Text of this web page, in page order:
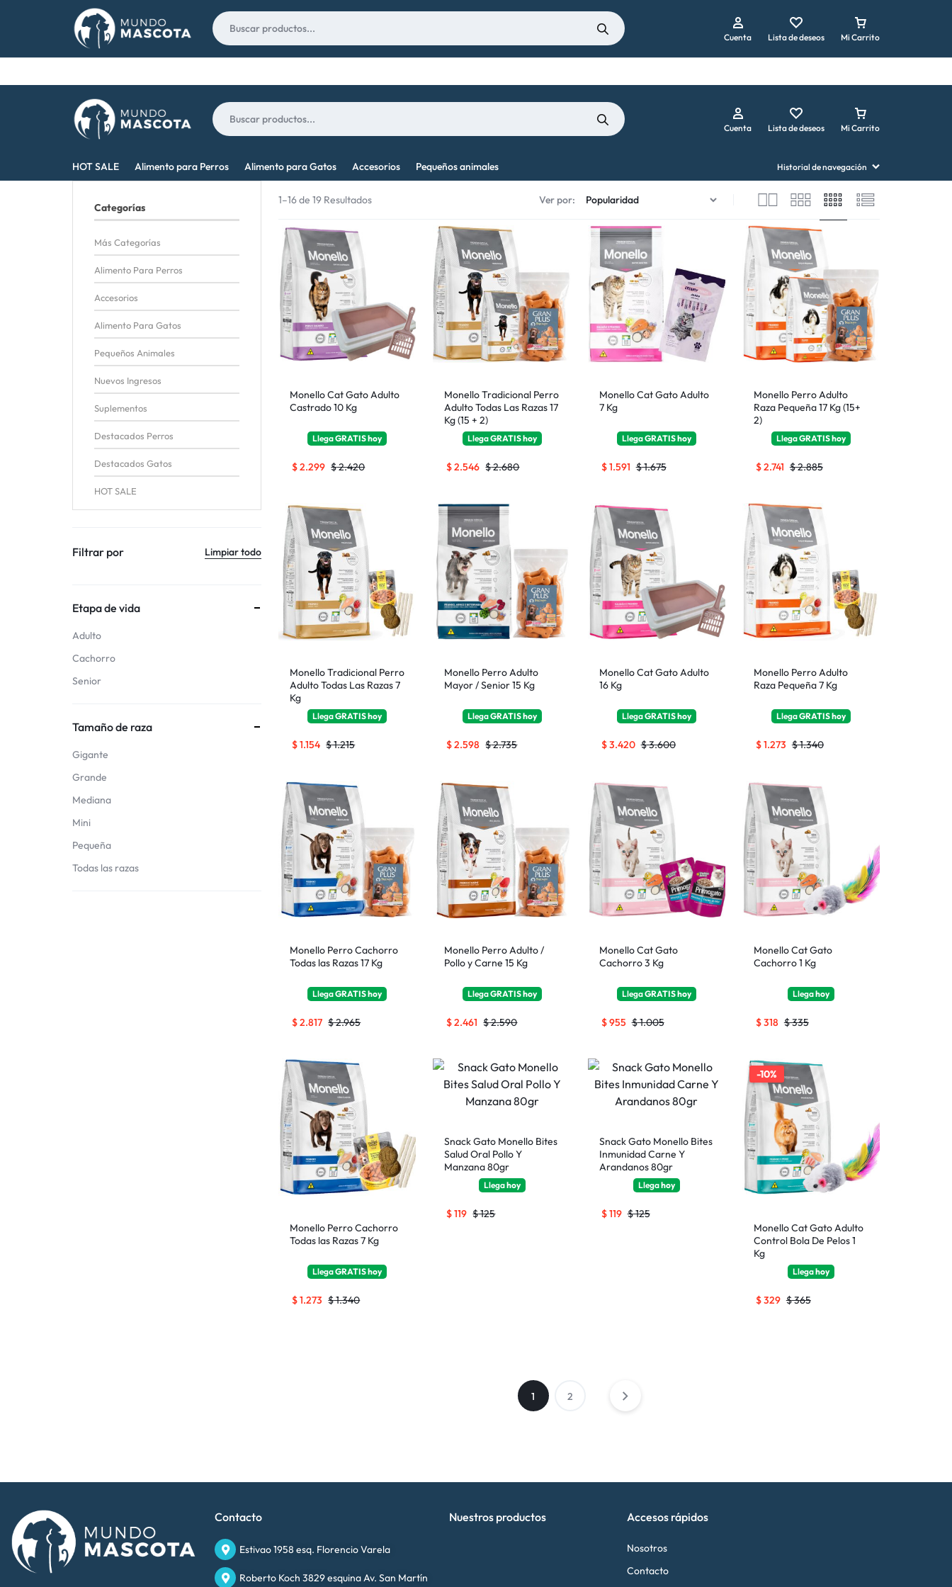
Nosotros
MASCOTA
MEJOR
PARA
TU
MASCOTA
Cuenta Lista de deseos Mi Carrito
HOT SALE Alimento para Perros Alimento para Gatos Accesorios Pequeños animales Historial de navegación
Cuenta Lista de deseos Mi Carrito
1–16 de 19 Resultados Ver por:
Monello Cat Gato Adulto
Castrado 10 Kg
LlegaGRATIShoy
$2.420
$2.299
Monello Tradicional Perro
Adulto Todas Las Razas 17
Kg (15 + 2)
LlegaGRATIShoy
$2.680
$2.546
Monello Cat Gato Adulto
7 Kg
LlegaGRATIShoy
$1.675
$1.591
Monello Perro Adulto
Raza Pequeña 17 Kg (15+
2)
LlegaGRATIShoy
$2.885
$2.741
Monello Tradicional Perro
Adulto Todas Las Razas 7
Kg
LlegaGRATIShoy
$1.215
$1.154
Monello Perro Adulto
Mayor / Senior 15 Kg
LlegaGRATIShoy
$2.735
$2.598
Monello Cat Gato Adulto
16 Kg
LlegaGRATIShoy
$3.600
$3.420
Monello Perro Adulto
Raza Pequeña 7 Kg
LlegaGRATIShoy
$1.340
$1.273
Monello Perro Cachorro
Todas las Razas 17 Kg
LlegaGRATIShoy
$2.965
$2.817
Monello Perro Adulto /
Pollo y Carne 15 Kg
LlegaGRATIShoy
$2.590
$2.461
Monello Cat Gato
Cachorro 3 Kg
LlegaGRATIShoy
$1.005
$955
Monello Cat Gato
Cachorro 1 Kg
Llegahoy
$335
$318
Monello Perro Cachorro
Todas las Razas 7 Kg
LlegaGRATIShoy
$1.340
$1.273
Snack Gato Monello Bites
Salud Oral Pollo Y
Manzana 80gr
Llegahoy
$125
$119
Snack Gato Monello Bites
Inmunidad Carne Y
Arandanos 80gr
Llegahoy
$125
$119
-10%
Monello Cat Gato Adulto
Control Bola De Pelos 1
Kg
Llegahoy
$365
$329
1 2
Categorías
Más Categorías
Alimento Para Perros
Accesorios
Alimento Para Gatos
Pequeños Animales
Nuevos Ingresos
Suplementos
Destacados Perros
Destacados Gatos
HOT SALE
Filtrar por Limpiar todo
Etapa de vida
Adulto
Cachorro
Senior
Tamaño de raza
Gigante
Grande
Mediana
Mini
Pequeña
Todas las razas
Contacto
Estivao 1958 esq. Florencio Varela
Roberto Koch 3829 esquina Av. San Martín
Nuestros productos Accesos rápidos
Nosotros
Contacto